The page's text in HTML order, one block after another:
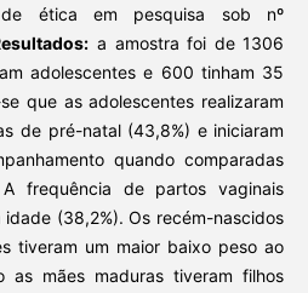
ética em pesquisa sob nº
a amostra foi de 1306
adolescentes e 600 tinham 35
que as adolescentes realizaram
de pré-natal (43,8%) e iniciaram
quando comparadas
frequência de partos vaginais
(38,2%). Os recém-nascidos
tiveram um maior baixo peso ao
as mães maduras tiveram filhos